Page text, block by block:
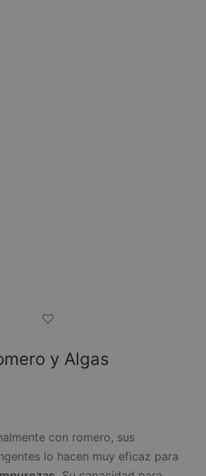
y Algas
con romero, sus
lo hacen muy eficaz para